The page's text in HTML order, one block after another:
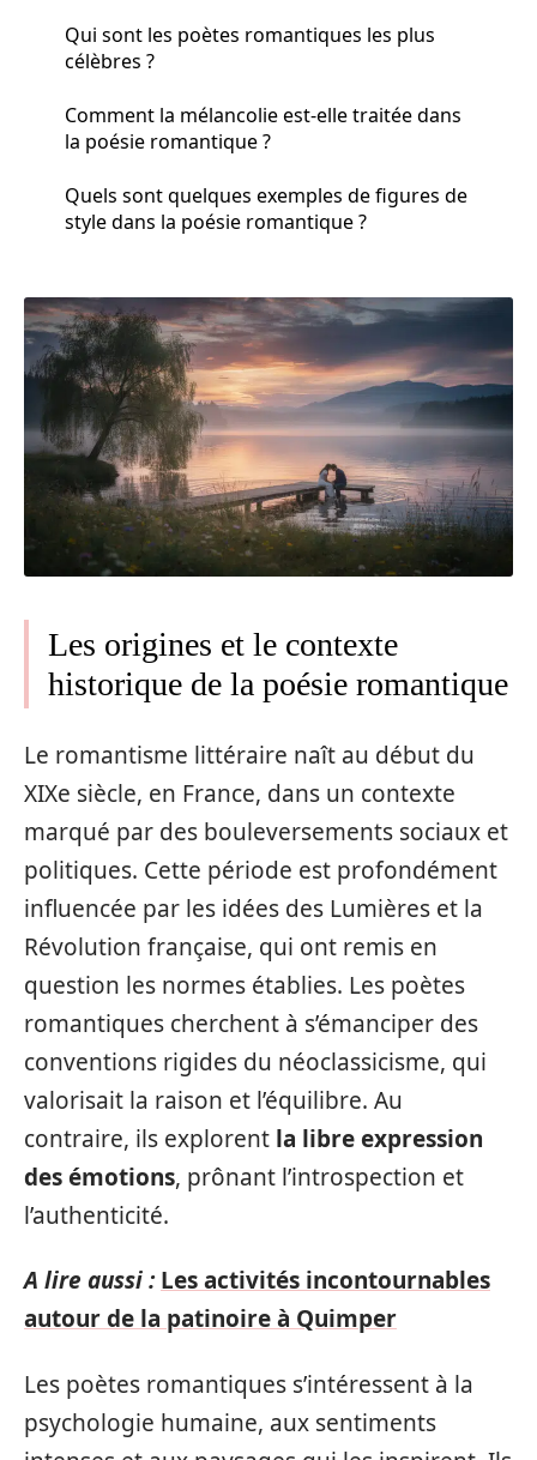
Qui sont les poètes romantiques les plus
célèbres ?
Comment la mélancolie est-elle traitée dans
la poésie romantique ?
Quels sont quelques exemples de figures de
style dans la poésie romantique ?
Les origines et le contexte
historique de la poésie romantique
Le romantisme littéraire naît au début du
XIXe siècle, en France, dans un contexte
marqué par des bouleversements sociaux et
politiques. Cette période est profondément
influencée par les idées des Lumières et la
Révolution française, qui ont remis en
question les normes établies. Les poètes
romantiques cherchent à s’émanciper des
conventions rigides du néoclassicisme, qui
valorisait la raison et l’équilibre. Au
contraire, ils explorent la libre expression
des émotions, prônant l’introspection et
l’authenticité.
A lire aussi : Les activités incontournables
autour de la patinoire à Quimper
Les poètes romantiques s’intéressent à la
psychologie humaine, aux sentiments